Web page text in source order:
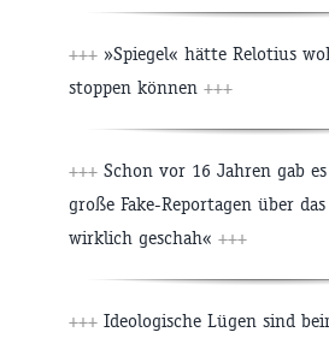
+++ »Spiegel« hätte Relotius
stoppen können +++
+++ Schon vor 16 Jahren gab
große Fake-Reportagen über
wirklich geschah« +++
+++ Ideologische Lügen sind